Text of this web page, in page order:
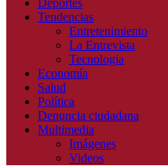
Deportes
Tendencias
Entretenimiento
La Entrevista
Tecnologia
Economía
Salud
Política
Denuncia ciudadana
Multimedia
Imágenes
Videos